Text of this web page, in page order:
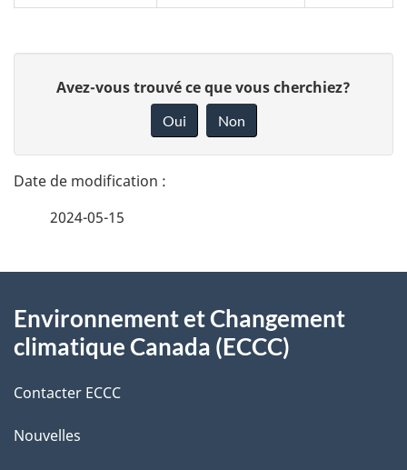
t
a
l
s
d
e
l
n
t
r
r
Avez-vous trouvé ce que vous cherchiez?
Oui Non
2024-05-15
propos
ce
site
Environnement et Changement
climatique Canada (ECCC)
Contacter ECCC
Nouvelles